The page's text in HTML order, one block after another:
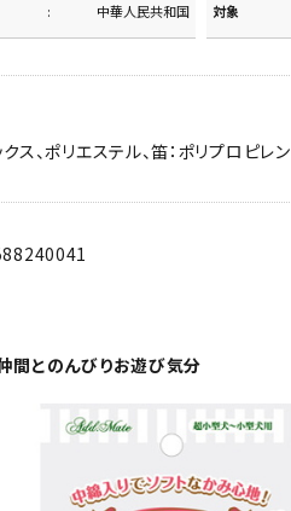
中華人民共和国 対象
ス、ポリエステル、笛：ポリプロピレン
間とのんびりお遊び気分